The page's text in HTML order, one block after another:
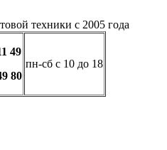
техники с 2005 года
49
80
пн-сб с 10 до 18